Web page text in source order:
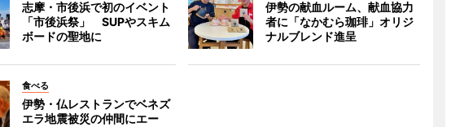
志摩・市後浜で初のイベント
「市後浜祭」 SUPやスキム
ボードの聖地に
伊勢の献血ルーム、献血協力
者に「なかむら珈琲」オリジ
ナルブレンド進呈
食べる
伊勢・仏レストランでベネズ
エラ地震被災の仲間にエー